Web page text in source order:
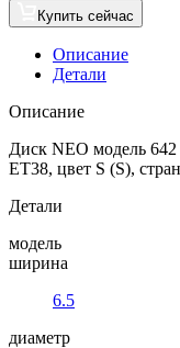
Купить сейчас
Описание
Детали
Описание
Диск NEO модель
ET38, цвет S (S),
Детали
модель
ширина
6.5
диаметр